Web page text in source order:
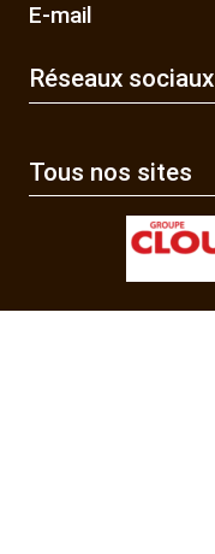
E-mail
Réseaux sociaux
Tous nos sites